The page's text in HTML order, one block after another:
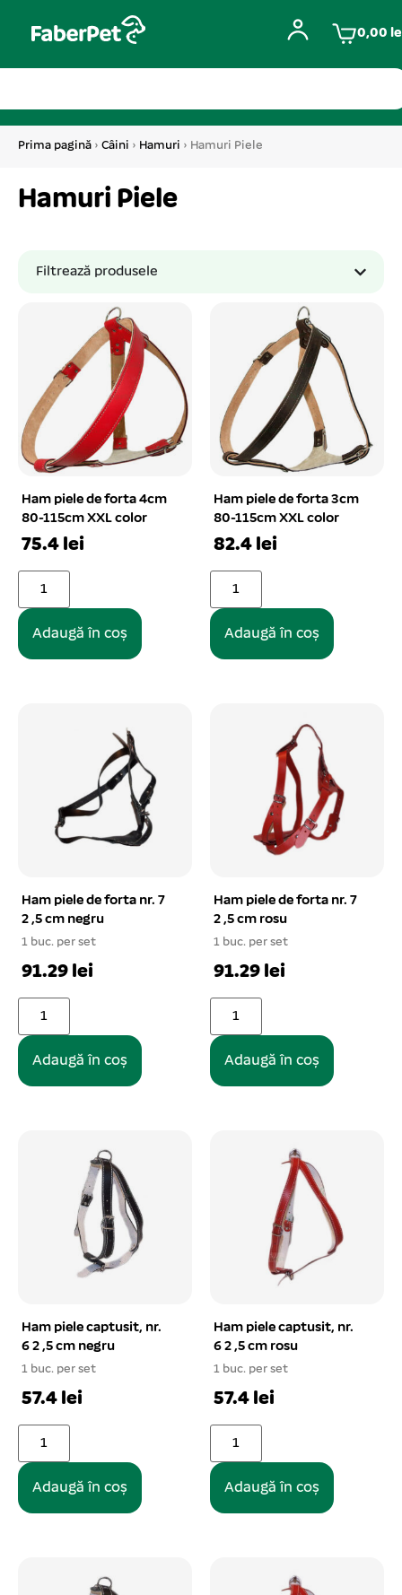
0,00
Prima pagină › Câini › Hamuri › Hamuri Piele
Hamuri Piele
Filtrează produsele
Ham piele de forta 4cm
80-115cm XXL color
75.4 lei
Adaugă în coș
Ham piele de forta 3cm
80-115cm XXL color
82.4 lei
Adaugă în coș
Ham piele de forta nr. 7
2 ,5 cm negru
1 buc. per set
91.29 lei
Adaugă în coș
Ham piele de forta nr. 7
2 ,5 cm rosu
1 buc. per set
91.29 lei
Adaugă în coș
Ham piele captusit, nr.
6 2 ,5 cm negru
1 buc. per set
57.4 lei
Adaugă în coș
Ham piele captusit, nr.
6 2 ,5 cm rosu
1 buc. per set
57.4 lei
Adaugă în coș